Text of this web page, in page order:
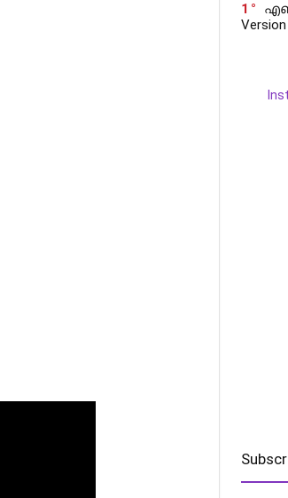
1
Version
Install